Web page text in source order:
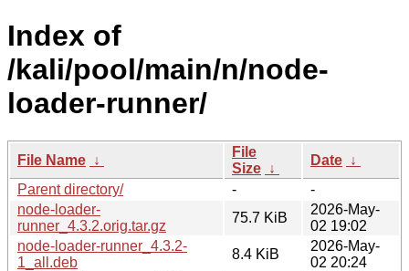
Index of
/kali/pool/main/n/node-
loader-runner/
File Name ↓
File
Size ↓
Date ↓
Parent directory/
-
-
node-loader-
runner_4.3.2.orig.tar.gz
75.7 KiB
2026-May-
02 19:02
node-loader-runner_4.3.2-
1_all.deb
8.4 KiB
2026-May-
02 20:24